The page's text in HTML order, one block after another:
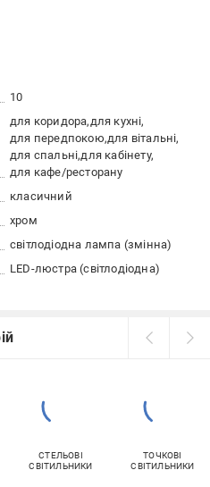
10
для коридора для кухні
для передпокою для вітальні
для спальні для кабінету
для кафе/ресторану
класичний
хром
світлодіодна лампа (змінна)
LED-люстра (світлодіодна)
СТЕЛЬОВІ
СВІТИЛЬНИКИ
ТОЧКОВІ
СВІТИЛЬНИКИ